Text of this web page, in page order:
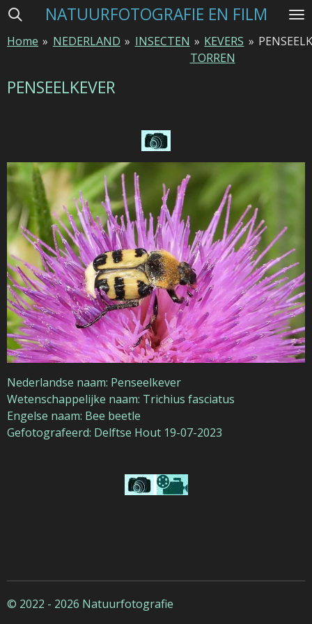
Ga
naar
hoofdinhoud
NATUURFOTOGRAFIE EN FILM
Home » NEDERLAND » INSECTEN » KEVERS
TORREN
»
PENSEELKEVER
Nederlandse naam: Penseelkever
Wetenschappelijke naam: Trichius fasciatus
Engelse naam: Bee beetle
Gefotografeerd: Delftse Hout 19-07-2023
© 2022 - 2026 Natuurfotografie